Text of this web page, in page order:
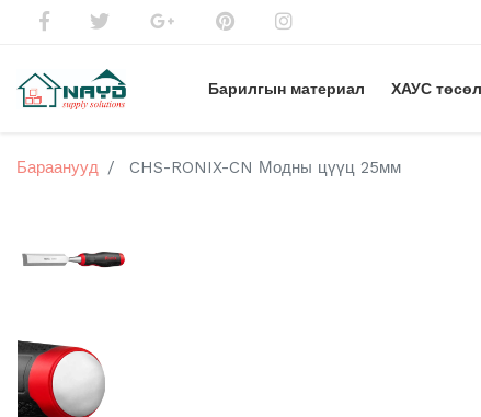
Барилгын материал ХАУС
Бараанууд CHS-RONIX-CN Модны цүүц 25мм